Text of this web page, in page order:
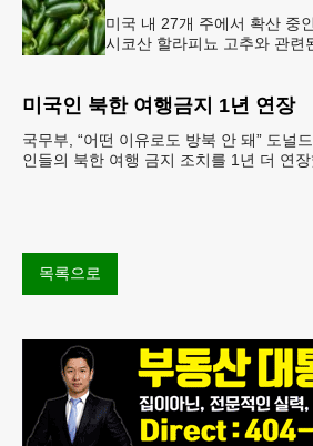
미국 내 27개 주에서 확산 중
시코산 할라피뇨 고추와 관련
미국인 북한 여행금지 1년 연장
국무부, “어떤 이유로도 방북 안 돼” 도널
인들의 북한 여행 금지 조치를 1년 더 연장
목록으로